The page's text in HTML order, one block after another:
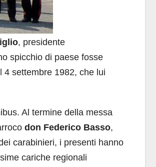
, presidente
spicchio di paese fosse
4 settembre 1982, che lui
Al termine della messa
don Federico Basso,
carabinieri, i presenti hanno
cariche regionali